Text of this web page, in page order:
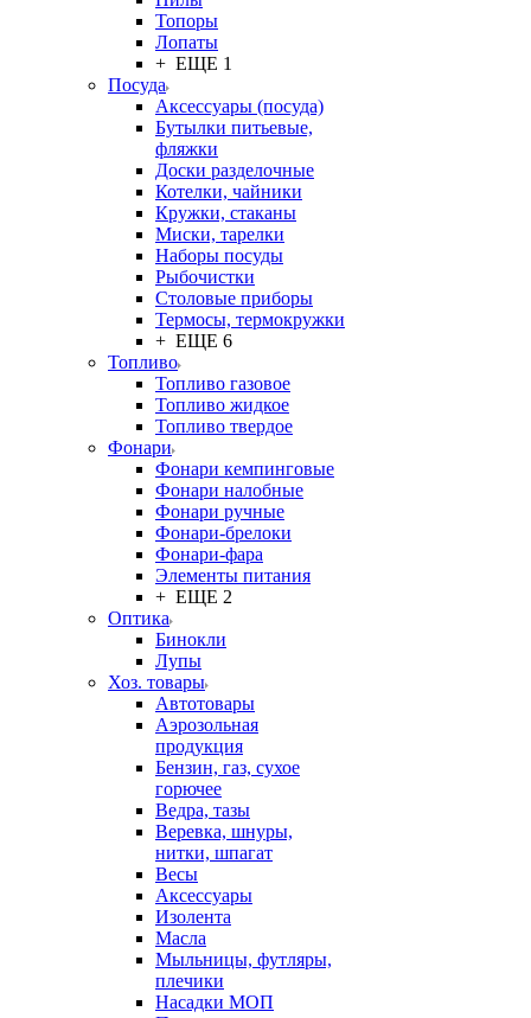
Топоры
Лопаты
+ ЕЩЕ 1
Посуда
Аксессуары (посуда)
Бутылки питьевые,
фляжки
Доски разделочные
Котелки, чайники
Кружки, стаканы
Миски, тарелки
Наборы посуды
Рыбочистки
Столовые приборы
Термосы, термокружки
+ ЕЩЕ 6
Топливо
Топливо газовое
Топливо жидкое
Топливо твердое
Фонари
Фонари кемпинговые
Фонари налобные
Фонари ручные
Фонари-брелоки
Фонари-фара
Элементы питания
+ ЕЩЕ 2
Оптика
Бинокли
Лупы
Хоз. товары
Автотовары
Аэрозольная
продукция
Бензин, газ, сухое
горючее
Ведра, тазы
Веревка, шнуры,
нитки, шпагат
Весы
Аксессуары
Изолента
Масла
Мыльницы, футляры,
плечики
Насадки МОП